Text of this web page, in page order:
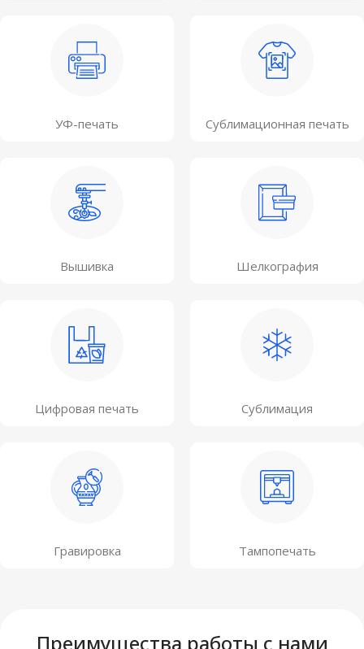
УФ-печать Сублимационная печать
Вышивка Шелкография
Цифровая печать Сублимация
Гравировка Тампопечать
Преимущества работы с нами